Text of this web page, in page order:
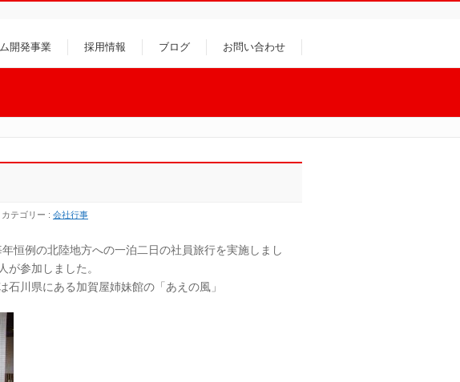
開発事業 採用情報 ブログ お問い合わせ
カテゴリー : 会社行事
恒例の北陸地方への一泊二日の社員旅行を実施しまし
が参加しました。
川県にある加賀屋姉妹館の「あえの風」